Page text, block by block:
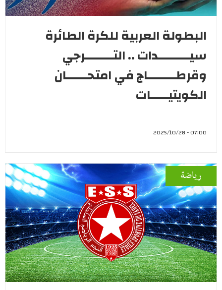
البطولة العربية للكرة الطائرة
سيـــــــــدات .. التــــــــرجي
وقرطــــــــاج في امتحــــــان
الكويتيـــــات
07:00 - 2025/10/28
رياضة